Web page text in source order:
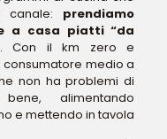
canale: prendiamo
a casa piatti “da
Con il km zero e
consumatore medio a
non ha problemi di
alimentando
e mettendo in tavola